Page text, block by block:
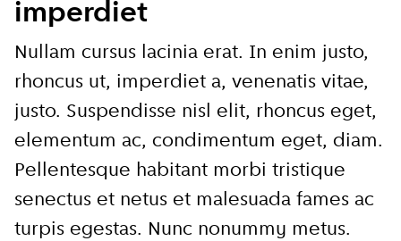
imperdiet
Nullam cursus lacinia erat. In enim justo,
rhoncus ut, imperdiet a, venenatis vitae,
justo. Suspendisse nisl elit, rhoncus eget,
elementum ac, condimentum eget, diam.
Pellentesque habitant morbi tristique
senectus et netus et malesuada fames ac
turpis egestas. Nunc nonummy metus.